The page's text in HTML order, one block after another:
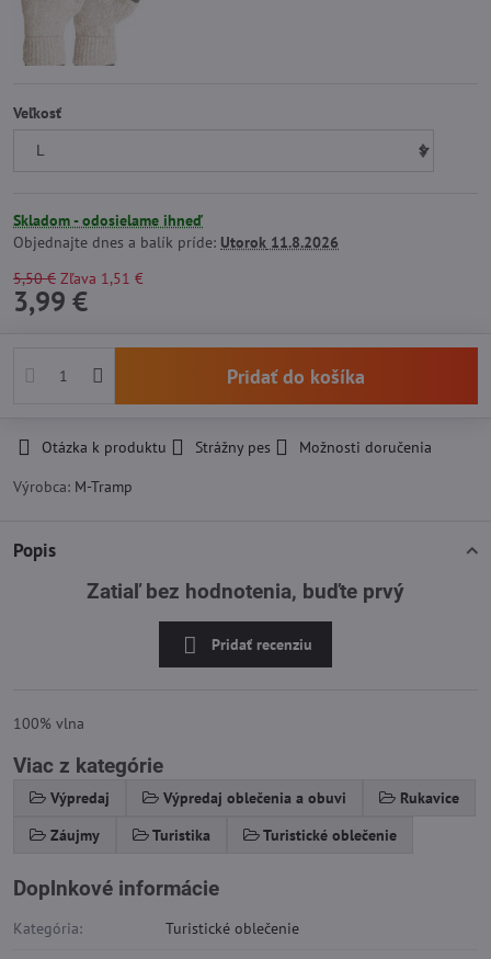
Veľkosť
Skladom - odosielame ihneď
Objednajte dnes a balík príde: Utorok 11.8.2026
5,50 € Zľava 1,51 €
3,99 €
Pridať do košíka
Otázka k produktu Strážny pes
Možnosti doručenia
Výrobca: M-Tramp
Popis
Zatiaľ bez hodnotenia, buďte prvý
Pridať recenziu
100% vlna
Viac z kategórie
Výpredaj Výpredaj oblečenia a obuvi
Rukavice
Záujmy
Turistika Turistické oblečenie
Doplnkové informácie
Kategória: Turistické oblečenie